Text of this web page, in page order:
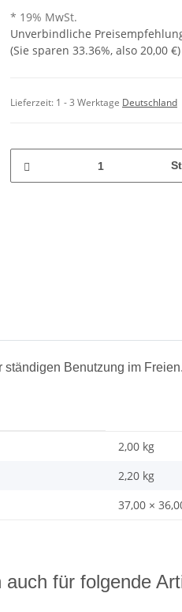
* 19% MwSt.
Unverbindliche
(Sie sparen 33.36%, also 20,00 €)
Lieferzeit: 1 - 3 Werktage Deutschland
Benutzung im Freien.
2,00 kg
2,20 kg
37,00 ×
für folgende